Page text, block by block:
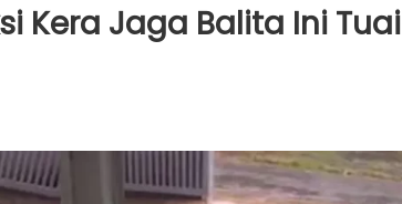
Kera Jaga Balita Ini Tuai